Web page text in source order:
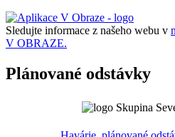
Sledujte informace z našeho webu v
V OBRAZE.
Plánované odstávky